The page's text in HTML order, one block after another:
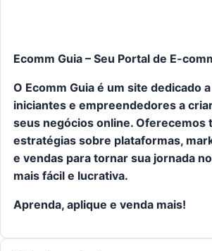
Ecomm Guia – Seu Portal de E-
O Ecomm Guia é um site dedicado
iniciantes e empreendedores a
seus negócios online. Oferecemos
estratégias sobre plataformas,
e vendas para tornar sua jornada
mais fácil e lucrativa.
Aprenda, aplique e venda mais!